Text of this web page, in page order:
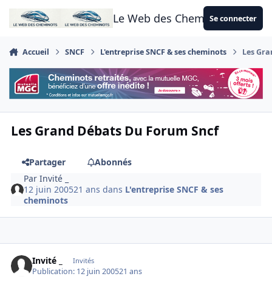
Aller au contenu
Le Web des CheminotsSe connecter
Accueil SNCF L'entreprise SNCF & ses cheminots Les
Les Grand Débats Du Forum Sncf
Partager
Abonnés
ParInvité _
12 juin 200521 ans dans L'entreprise SNCF & ses
cheminots
Invité _ Invités
Publication: 12 juin 200521 ans